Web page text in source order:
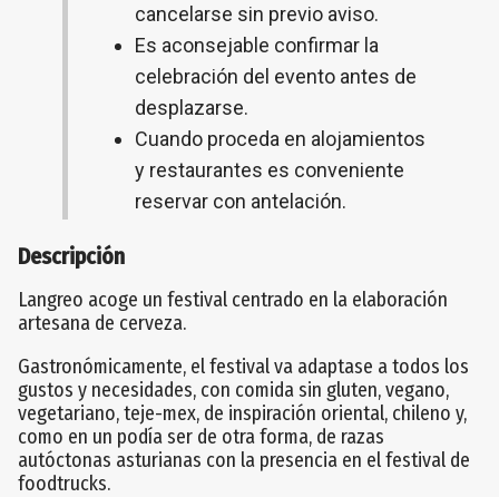
cancelarse sin previo aviso.
Es aconsejable confirmar la
celebración del evento antes de
desplazarse.
Cuando proceda en alojamientos
y restaurantes es conveniente
reservar con antelación.
Descripción
Langreo acoge un festival centrado en la elaboración
artesana de cerveza.
Gastronómicamente, el festival va adaptase a todos los
gustos y necesidades, con comida sin gluten, vegano,
vegetariano, teje-mex, de inspiración oriental, chileno y,
como en un podía ser de otra forma, de razas
autóctonas asturianas con la presencia en el festival de
foodtrucks.